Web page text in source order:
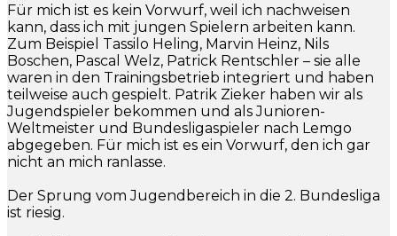
Für mich ist es kein Vorwurf, weil ich nachweisen
kann, dass ich mit jungen Spielern arbeiten kann.
Zum Beispiel Tassilo Heling, Marvin Heinz, Nils
Boschen, Pascal Welz, Patrick Rentschler – sie alle
waren in den Trainingsbetrieb integriert und haben
teilweise auch gespielt. Patrik Zieker haben wir als
Jugendspieler bekommen und als Junioren-
Weltmeister und Bundesligaspieler nach Lemgo
abgegeben. Für mich ist es ein Vorwurf, den ich gar
nicht an mich ranlasse.
Der Sprung vom Jugendbereich in die 2. Bundesliga
ist riesig.